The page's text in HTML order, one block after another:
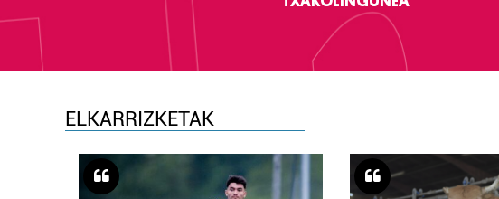
ELKARRIZKETAK